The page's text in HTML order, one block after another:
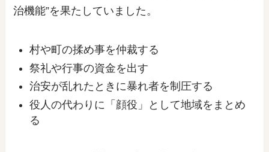
治機能”を果たしていました。
村や町の揉め事を仲裁する
祭礼や行事の資金を出す
治安が乱れたときに暴れ者を制圧する
役人の代わりに「顔役」として地域をまとめ
る